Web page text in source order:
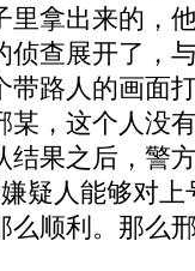
拿出来的，
侦查展开了，
带路人的画面
，这个人没
果之后，警
疑人能够对
么顺利。那么